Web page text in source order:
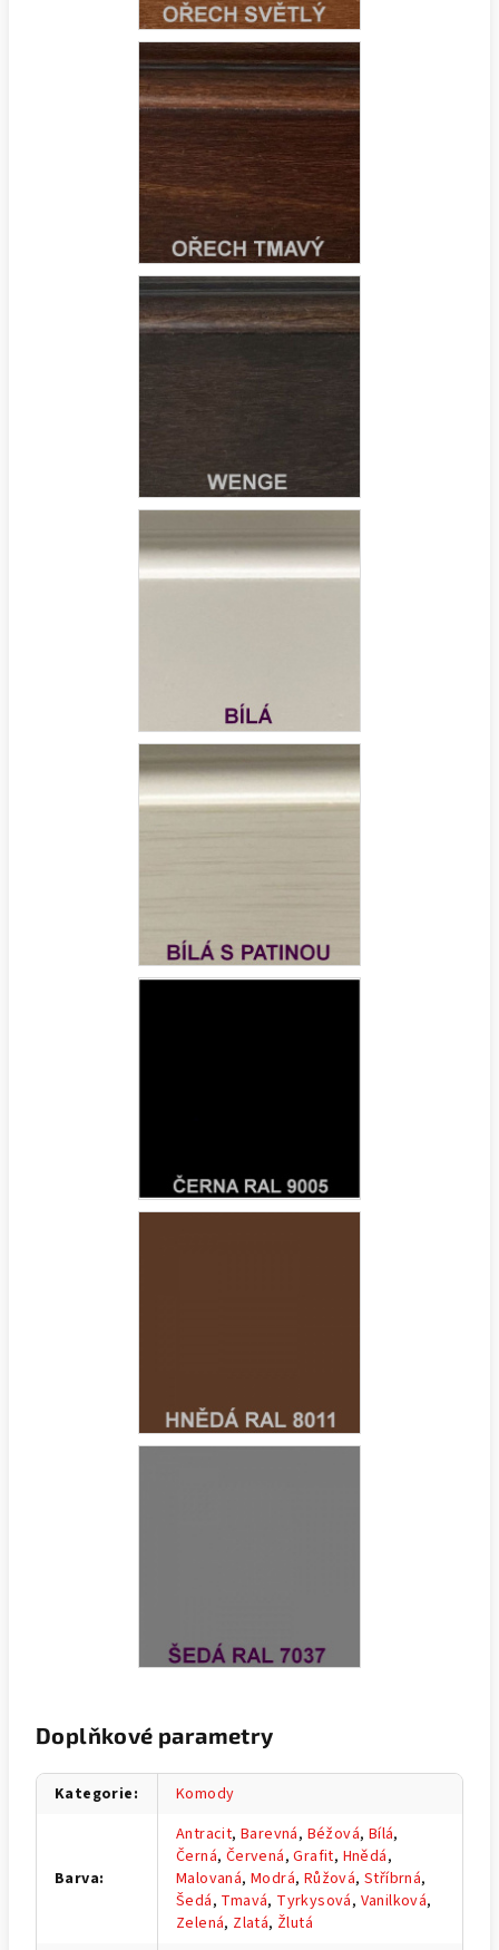
Doplňkové parametry
Kategorie: Komody
Barva:
Antracit,Barevná, Béžová, Bílá,
Černá, Červená,Grafit, Hnědá,
Malovaná,Modrá, Růžová,Stříbrná,
Šedá, Tmavá, Tyrkysová, Vanilková,
Zelená, Zlatá, Žlutá